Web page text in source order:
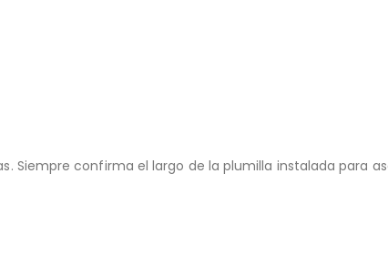
Siempre confirma el largo de la plumilla instalada para